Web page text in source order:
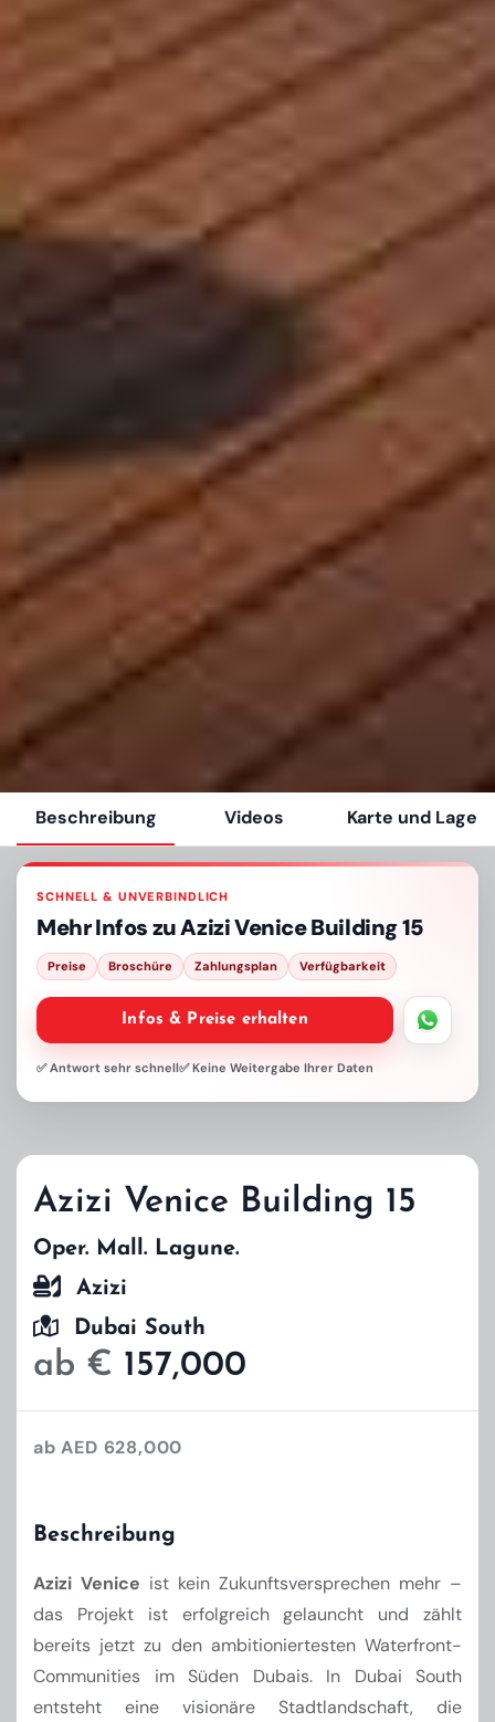
Beschreibung Videos Karte und Lage
SCHNELL & UNVERBINDLICH
Mehr Infos zuAzizi Venice Building 15
Preise Broschüre Zahlungsplan Verfügbarkeit
Infos & Preise erhalten
✅ Antwort sehr schnell✅ Keine Weitergabe Ihrer Daten
Azizi Venice Building 15
Oper. Mall. Lagune.
Azizi
Dubai South
ab € 157,000
ab AED 628,000
Beschreibung
Azizi Venice ist kein Zukunftsversprechen mehr –
das Projekt ist erfolgreich gelauncht und zählt
bereits jetzt zu den ambitioniertesten Waterfront-
Communities im Süden Dubais. In Dubai South
entsteht eine visionäre Stadtlandschaft, die